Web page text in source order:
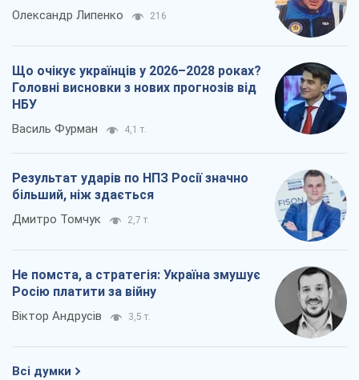
Олександр Липенко 216
Що очікує українців у 2026–2028 роках?
Головні висновки з нових прогнозів від
НБУ
Василь Фурман 4,1 т.
Результат ударів по НПЗ Росії значно
більший, ніж здається
Дмитро Томчук 2,7 т.
Не помста, а стратегія: Україна змушує
Росію платити за війну
Віктор Андрусів 3,5 т.
Всі думки